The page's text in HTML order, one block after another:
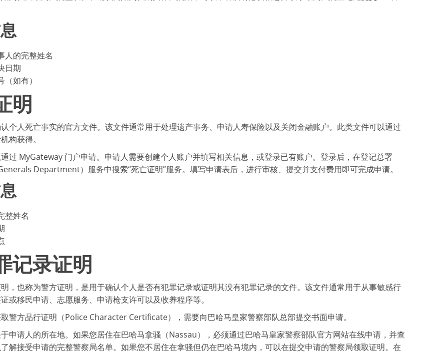
人的完整姓名
日期
（如有）
明
个人死亡事实的官方文件。该文件通常用于处理遗产事务、申请人寿保险以及关闭金融账户。此类文件可以通过
构获得。
过 MyGateway 门户申请。申请人需要创建个人账户并填写相关信息，或登录已有账户。登录后，在登记总署
Department）服务中搜索“死亡证明”服务。填写申请表后，进行审核、提交并支付费用即可完成申请。
整姓名
记录证明
，也称为警方证明，是用于确认个人是否有犯罪记录或证明其没有犯罪记录的文件。该文件通常用于从事敏感行
或移民申请、志愿服务、申请枪支许可以及收养程序等。
警方品行证明（Police Character Certificate），需要向巴哈马皇家警察部队总部提交书面申请。
申请人的所在地。如果您居住在巴哈马拿骚（Nassau），必须通过巴哈马皇家警察部队官方网站在线申请，并查
解接受申请的完整警察局名单。如果您不居住在拿骚但仍在巴哈马境内，可以在提交申请的警察局领取证明。在